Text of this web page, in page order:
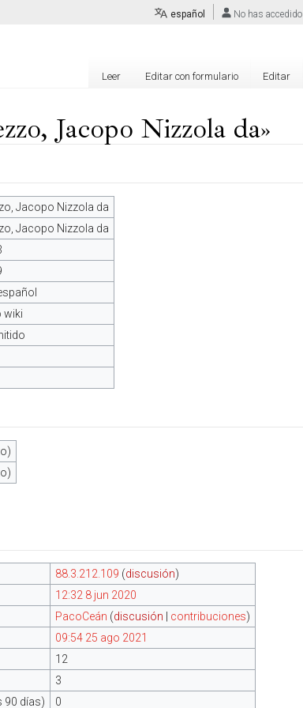
Jacopo Nizzola da»
Jacopo Nizzola da
Jacopo Nizzola da
wiki
88.3.212.109 (discusión)
12:32 8 jun 2020
PacoCeán (discusión contribuciones)
09:54 25 ago 2021
12
3
90 días)
0
español No has accedido
Leer Editar con formulario Editar